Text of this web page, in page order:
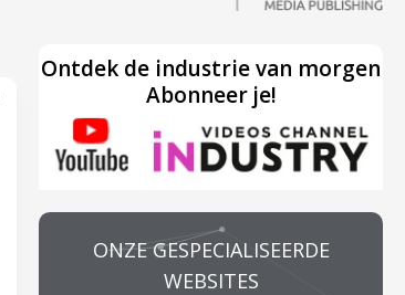
Ontdek de industrie van morgen
Abonneer je!
ONZE GESPECIALISEERDE
WEBSITES